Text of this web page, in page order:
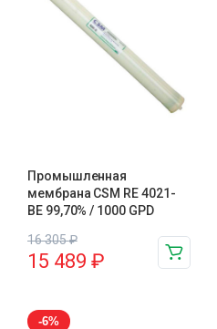
Промышленная
мембрана CSM RE 4021-
BE 99,70% / 1000 GPD
16 305₽
15 489 ₽
-6%